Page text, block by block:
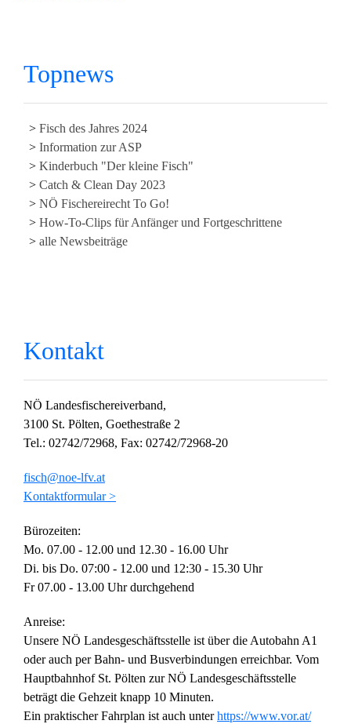
Topnews
Fisch des Jahres 2024
Information zur ASP
Kinderbuch "Der kleine Fisch"
Catch & Clean Day 2023
NÖ Fischereirecht To Go!
How-To-Clips für Anfänger und Fortgeschrittene
alle Newsbeiträge
Kontakt
NÖ Landesfischereiverband,
3100 St. Pölten, Goethestraße 2
Tel.: 02742/72968, Fax: 02742/72968-20
fisch@noe-lfv.at
Kontaktformular >
Bürozeiten:
Mo. 07.00 - 12.00 und 12.30 - 16.00 Uhr
Di. bis Do. 07:00 - 12.00 und 12:30 - 15.30 Uhr
Fr 07.00 - 13.00 Uhr durchgehend
Anreise:
Unsere NÖ Landesgeschäftsstelle ist über die Autobahn A1
oder auch per Bahn- und Busverbindungen erreichbar. Vom
Hauptbahnhof St. Pölten zur NÖ Landesgeschäftsstelle
beträgt die Gehzeit knapp 10 Minuten.
Ein praktischer Fahrplan ist auch unterhttps://www.vor.at/